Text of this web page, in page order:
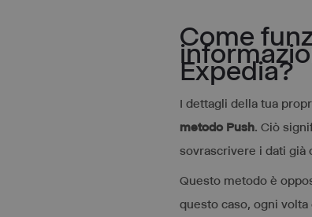
Come
Expedia?
I dettagli della tua
metodo Push. Ciò
sovrascrivere i dati già
Questo metodo è
questo caso, ogni